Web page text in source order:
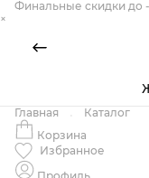
Финальные скидки до
×
Главная
Каталог
Корзина
Избранное